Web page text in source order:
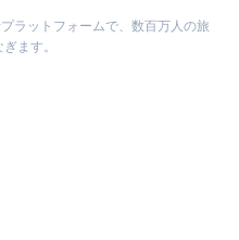
ラットフォームで、数百万人の旅
ます。